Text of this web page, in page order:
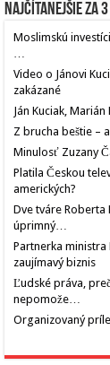
Najčítanejšie za
Moslimskú
…
Video o Jánovi
zakázané
Ján Kuciak,
Z brucha beštie –
Minulosť Zuzany
Platila Českou
amerických?
Dve tváre Roberta
úprimný…
Partnerka ministra
zaujímavý biznis
Ľudské práva,
nepomože…
Organizovaný